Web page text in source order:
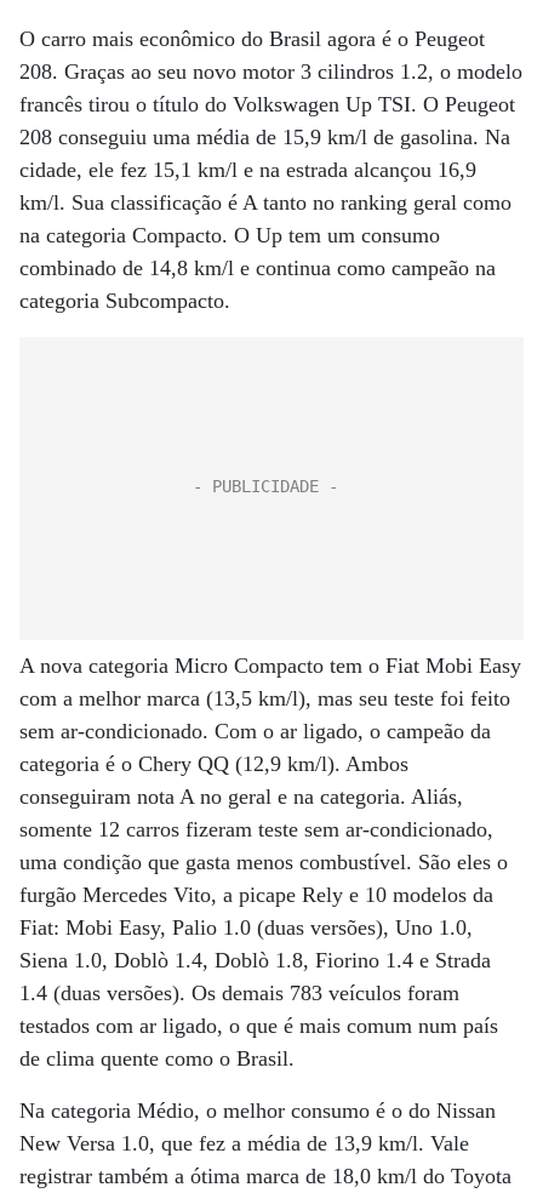
O carro mais econômico do Brasil agora é o Peugeot
208. Graças ao seu novo motor 3 cilindros 1.2, o modelo
francês tirou o título do Volkswagen Up TSI. O Peugeot
208 conseguiu uma média de 15,9 km/l de gasolina. Na
cidade, ele fez 15,1 km/l e na estrada alcançou 16,9
km/l. Sua classificação é A tanto no ranking geral como
na categoria Compacto. O Up tem um consumo
combinado de 14,8 km/l e continua como campeão na
categoria Subcompacto.
A nova categoria Micro Compacto tem o Fiat Mobi Easy
com a melhor marca (13,5 km/l), mas seu teste foi feito
sem ar-condicionado. Com o ar ligado, o campeão da
categoria é o Chery QQ (12,9 km/l). Ambos
conseguiram nota A no geral e na categoria. Aliás,
somente 12 carros fizeram teste sem ar-condicionado,
uma condição que gasta menos combustível. São eles o
furgão Mercedes Vito, a picape Rely e 10 modelos da
Fiat: Mobi Easy, Palio 1.0 (duas versões), Uno 1.0,
Siena 1.0, Doblò 1.4, Doblò 1.8, Fiorino 1.4 e Strada
1.4 (duas versões). Os demais 783 veículos foram
testados com ar ligado, o que é mais comum num país
de clima quente como o Brasil.
Na categoria Médio, o melhor consumo é o do Nissan
New Versa 1.0, que fez a média de 13,9 km/l. Vale
registrar também a ótima marca de 18,0 km/l do Toyota